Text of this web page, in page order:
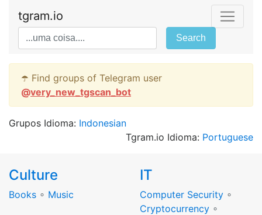
tgram.io
Search
☂️ Find groups of Telegram user
@very_new_tgscan_bot
Grupos Idioma: Indonesian
Tgram.io Idioma: Portuguese
Culture
Books ∘ Music
IT
Computer Security ∘
Cryptocurrency ∘